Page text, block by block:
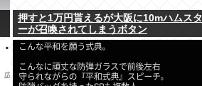
押すと1万円貰えるが大阪に10mハムスタ
ーが召喚されてしまうボタン